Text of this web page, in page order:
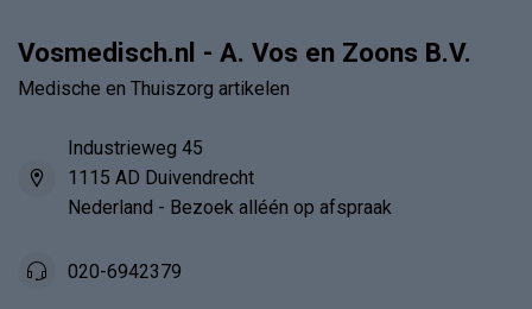
Vosmedisch.nl - A. Vos en Zoons B.V.
Medische en Thuiszorg artikelen
Industrieweg 45
1115 AD Duivendrecht
Nederland - Bezoek alléén op afspraak
020-6942379